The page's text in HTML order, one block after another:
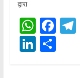
द्वारा
W
h
at
F
ac
e
Li S